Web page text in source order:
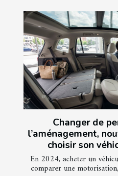
Changer de
l’aménagement,
choisir son
En 2024, acheter un
comparer une